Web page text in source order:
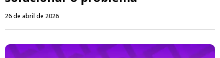
26 de abril de 2026